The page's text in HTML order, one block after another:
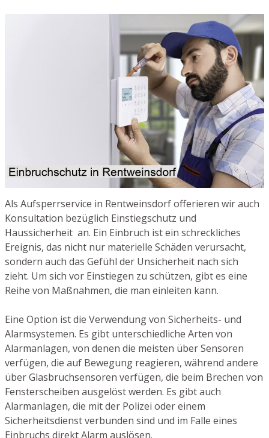
Als Aufsperrservice in Rentweinsdorf offerieren wir auch
Konsultation bezüglich Einstiegschutz und
Haussicherheit an. Ein Einbruch ist ein schreckliches
Ereignis, das nicht nur materielle Schäden verursacht,
sondern auch das Gefühl der Unsicherheit nach sich
zieht. Um sich vor Einstiegen zu schützen, gibt es eine
Reihe von Maßnahmen, die man einleiten kann.
Eine Option ist die Verwendung von Sicherheits- und
Alarmsystemen. Es gibt unterschiedliche Arten von
Alarmanlagen, von denen die meisten über Sensoren
verfügen, die auf Bewegung reagieren, während andere
über Glasbruchsensoren verfügen, die beim Brechen von
Fensterscheiben ausgelöst werden. Es gibt auch
Alarmanlagen, die mit der Polizei oder einem
Sicherheitsdienst verbunden sind und im Falle eines
Einbruchs direkt Alarm auslösen.